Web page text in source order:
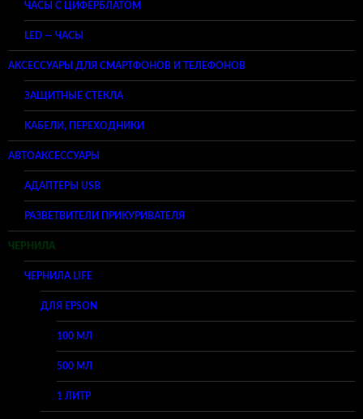
ЧАСЫ С ЦИФЕРБЛАТОМ
LED — ЧАСЫ
АКСЕССУАРЫ ДЛЯ СМАРТФОНОВ И ТЕЛЕФОНОВ
ЗАЩИТНЫЕ СТЕКЛА
КАБЕЛИ, ПЕРЕХОДНИКИ
АВТОАКСЕССУАРЫ
АДАПТЕРЫ USB
РАЗВЕТВИТЕЛИ ПРИКУРИВАТЕЛЯ
ЧЕРНИЛА
ЧЕРНИЛА LIFE
ДЛЯ EPSON
100 МЛ
500 МЛ
1 ЛИТР